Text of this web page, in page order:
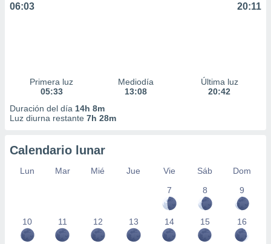
06:03 20:11
Primera luz
05:33
Mediodía
13:08
Última luz
20:42
Duración del día 14h 8m
Luz diurna restante 7h 28m
Calendario lunar
Lun Mar Mié Jue Vie Sáb
Dom
7
8 9
10 11 12 13 14 15 16